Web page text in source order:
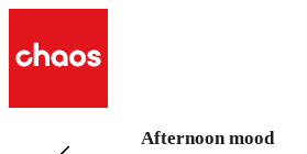
前の インテリアデザイン 項目
Afternoon mood